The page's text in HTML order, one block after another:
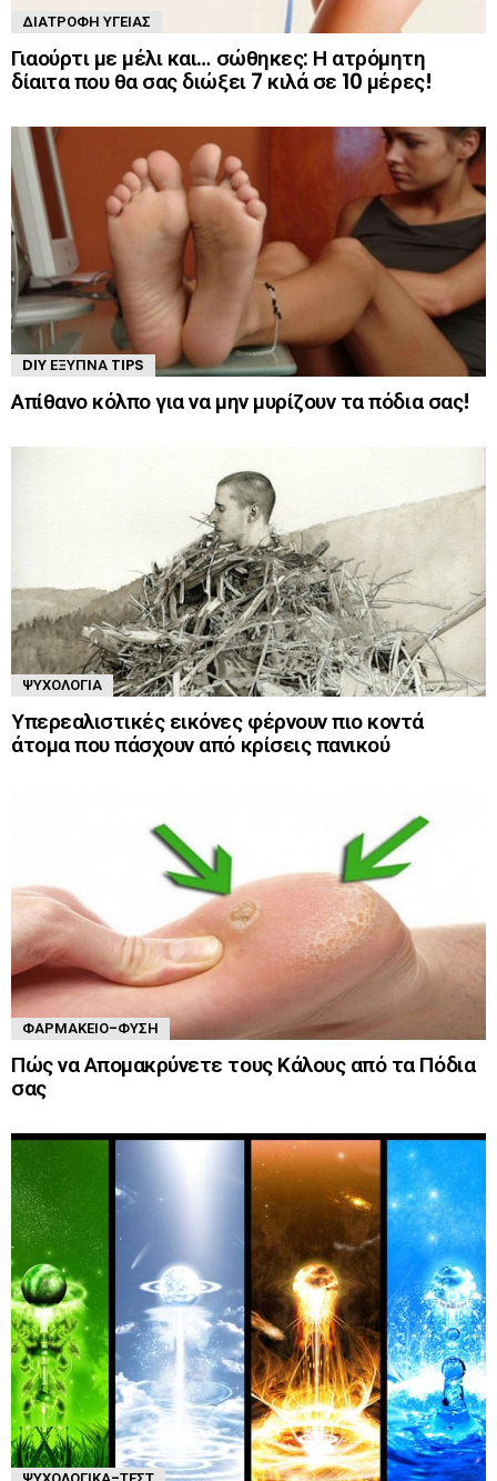
ΔΙΑΤΡΟΦΉ ΥΓΕΊΑΣ
Γιαούρτι με μέλι και… σώθηκες: Η ατρόμητη
δίαιτα που θα σας διώξει 7 κιλά σε 10 μέρες!
DIY ΈΞΥΠΝΑ TIPS
Απίθανο κόλπο για να μην μυρίζουν τα πόδια σας!
ΨΥΧΟΛΟΓΊΑ
Υπερεαλιστικές εικόνες φέρνουν πιο κοντά
άτομα που πάσχουν από κρίσεις πανικού
ΦΑΡΜΑΚΕΊΟ-ΦΎΣΗ
Πώς να Απομακρύνετε τους Κάλους από τα Πόδια
σας